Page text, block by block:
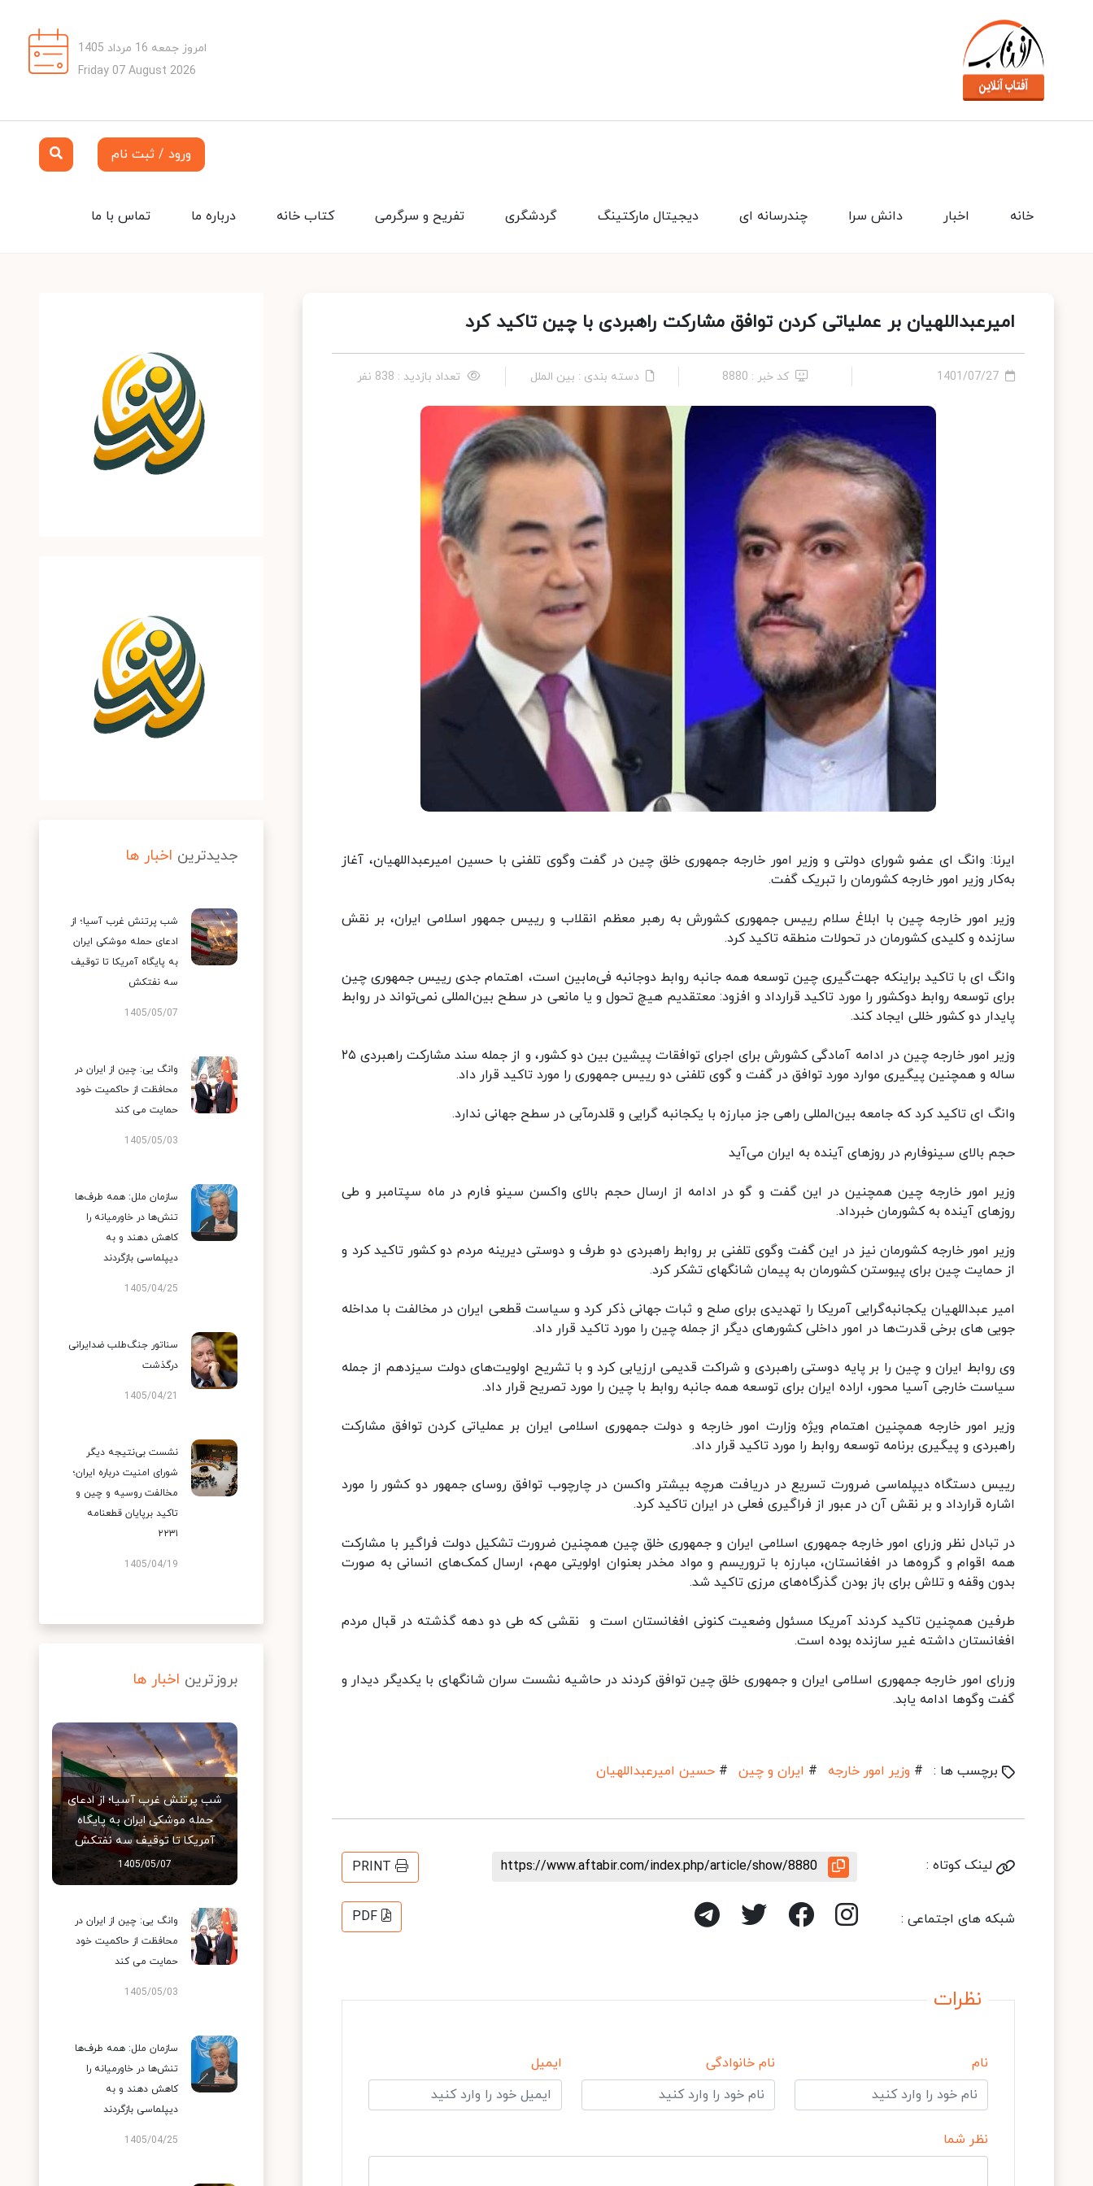
امروز جمعه 16 مرداد 1405
Friday 07 August 2026
ورود / ثبت نام
تماس با ما درباره ما کتاب خانه تفریح و سرگرمی گردشگری دیجیتال مارکتینگ چندرسانه ای دانش سرا اخبار خانه
امیرعبداللهیان بر عملیاتی کردن توافق مشارکت راهبردی با چین تاکید کرد
1401/07/27 کد خبر : 8880 دسته بندی : بین الملل تعداد بازدید : 838 نفر
ایرنا: وانگ ای عضو شورای دولتی و وزیر امور خارجه جمهوری خلق چین در گفت وگوی تلفنی با حسین امیرعبداللهیان، آغاز
به‌کار وزیر امور خارجه کشورمان را تبریک گفت.
وزیر امور خارجه چین با ابلاغ سلام رییس جمهوری کشورش به رهبر معظم انقلاب و رییس جمهور اسلامی ایران، بر نقش
سازنده و کلیدی کشورمان در تحولات منطقه تاکید کرد.
وانگ ای با تاکید براینکه جهت‌گیری چین توسعه همه جانبه روابط دوجانبه فی‌مابین است، اهتمام جدی رییس جمهوری چین
برای توسعه روابط دوکشور را مورد تاکید قرارداد و افزود: معتقدیم هیچ تحول و یا مانعی در سطح بین‌المللی نمی‌تواند در روابط
پایدار دو کشور خللی ایجاد کند.
وزیر امور خارجه چین در ادامه آمادگی کشورش برای اجرای توافقات پیشین بین دو کشور، و از جمله سند مشارکت راهبردی ۲۵
ساله و همچنین پیگیری موارد مورد توافق در گفت و گوی تلفنی دو رییس جمهوری را مورد تاکید قرار داد.
وانگ ای تاکید کرد که جامعه بین‌المللی راهی جز مبارزه با یکجانبه گرایی و قلدرمآبی در سطح جهانی ندارد.
حجم بالای سینوفارم در روزهای آینده به ایران می‌آید
وزیر امور خارجه چین همچنین در این گفت و گو در ادامه از ارسال حجم بالای واکسن سینو فارم در ماه سپتامبر و طی
روزهای آینده به کشورمان خبرداد.
وزیر امور خارجه کشورمان نیز در این گفت وگوی تلفنی بر روابط راهبردی دو طرف و دوستی دیرینه مردم دو کشور تاکید کرد و
از حمایت چین برای پیوستن کشورمان به پیمان شانگهای تشکر کرد.
امیر عبداللهیان یکجانبه‌گرایی آمریکا را تهدیدی برای صلح و ثبات جهانی ذکر کرد و سیاست قطعی ایران در مخالفت با مداخله
جویی های برخی قدرت‌ها در امور داخلی کشورهای دیگر از جمله چین را مورد تاکید قرار داد.
وی روابط ایران و چین را بر پایه دوستی راهبردی و شراکت قدیمی ارزیابی کرد و با تشریح اولویت‌های دولت سیزدهم از جمله
سیاست خارجی آسیا محور، اراده ایران برای توسعه همه جانبه روابط با چین را مورد تصریح قرار داد.
وزیر امور خارجه همچنین اهتمام ویژه وزارت‌ امور خارجه و دولت جمهوری اسلامی ایران بر عملیاتی کردن توافق مشارکت
راهبردی و پیگیری برنامه توسعه روابط را مورد تاکید قرار داد.
رییس دستگاه دیپلماسی ضرورت تسریع در دریافت هرچه بیشتر واکسن در چارچوب توافق روسای جمهور دو کشور را مورد
اشاره قرارداد و بر نقش آن در عبور از فراگیری فعلی در ایران تاکید کرد.
در تبادل نظر وزرای امور خارجه جمهوری اسلامی ایران و جمهوری خلق چین همچنین ضرورت تشکیل دولت فراگیر با مشارکت
همه اقوام و گروه‌ها در افغانستان، مبارزه با تروریسم و مواد مخدر بعنوان اولویتی مهم، ارسال کمک‌های انسانی به صورت
بدون وقفه و تلاش برای باز بودن‌ گذرگاه‌های مرزی تاکید شد.
طرفین همچنین تاکید کردند آمریکا مسئول وضعیت کنونی افغانستان است و نقشی که طی دو دهه گذشته در قبال مردم
افغانستان داشته غیر سازنده بوده است.
وزرای امور خارجه جمهوری اسلامی ایران و جمهوری خلق چین توافق کردند در حاشیه نشست سران شانگهای با یکدیگر دیدار و
گفت وگوها ادامه یابد.
برچسب ها : # وزیر امور خارجه # ایران و چین # حسین امیرعبداللهیان
لینک کوتاه : https://www.aftabir.com/index.php/article/show/8880
PRINT
شبکه های اجتماعی : PDF
نظرات
نام نام خانوادگی ایمیل
نظر شما
جدیدترین اخبار ها
شب پرتنش غرب آسیا؛ از
ادعای حمله موشکی ایران
به پایگاه آمریکا تا توقیف
سه نفتکش
1405/05/07
وانگ یی: چین از ایران در
محافظت از حاکمیت خود
حمایت می کند
1405/05/03
سازمان ملل: همه طرف‌ها
تنش‌ها در خاورمیانه را
کاهش دهند و به
دیپلماسی بازگردند
1405/04/25
سناتور جنگ‌طلب ضدایرانی
درگذشت
1405/04/21
نشست بی‌نتیجه دیگر
شورای امنیت درباره ایران؛
مخالفت روسیه و چین و
تاکید برپایان قطعنامه
۲۲۳۱
1405/04/19
بروزترین اخبار ها
شب پرتنش غرب آسیا؛ از ادعای
حمله موشکی ایران به پایگاه
آمریکا تا توقیف سه نفتکش
1405/05/07
وانگ یی: چین از ایران در
محافظت از حاکمیت خود
حمایت می کند
1405/05/03
سازمان ملل: همه طرف‌ها
تنش‌ها در خاورمیانه را
کاهش دهند و به
دیپلماسی بازگردند
1405/04/25